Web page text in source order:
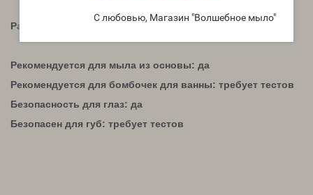
С любовью, Магазин "Волшебное мыло"
Размер в микронах - 10-60
Рекомендуется для мыла из основы: да
Рекомендуется для бомбочек для ванны: требует тестов
Безопасность для глаз: да
Безопасен для губ: требует тестов